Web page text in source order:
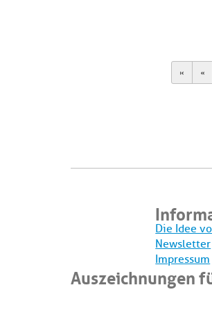
First
Die Idee
Newsletter
Impressum
Auszeichnungen